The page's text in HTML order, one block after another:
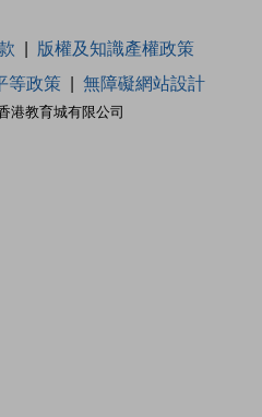
港教育城有限公司
版權及知識產權政策
等政策 無障礙網站設計